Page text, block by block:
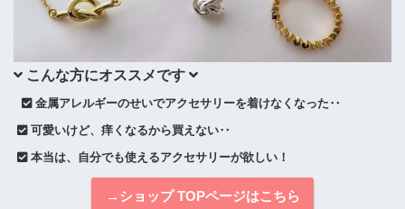
こんな方にオススメです
金属アレルギーのせいでアクセサリーを着けなくなった‥
可愛いけど、痒くなるから買えない‥
本当は、自分でも使えるアクセサリーが欲しい！
→ショップ TOPページはこちら